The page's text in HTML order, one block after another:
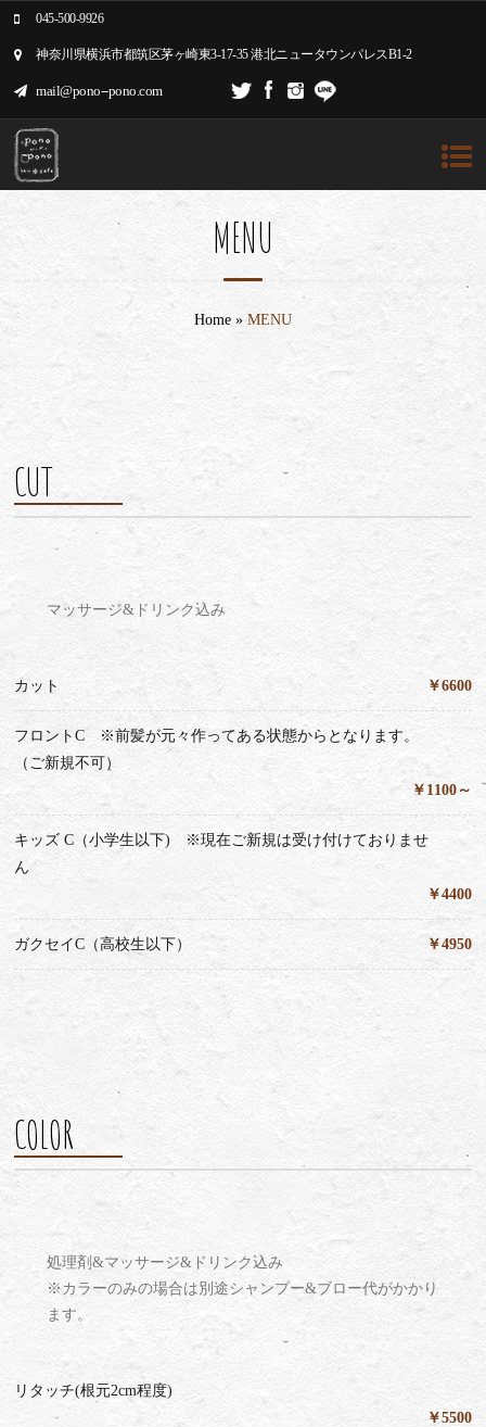
045-500-9926
神奈川県横浜市都筑区茅ヶ崎東3-17-35 港北ニュータウンパレスB1-2
mail@pono--pono.com
MENU
Home» MENU
CUT
マッサージ&ドリンク込み
カット ￥6600
フロントC ※前髪が元々作ってある状態からとなります。
（ご新規不可）
￥1100～
キッズ C（小学生以下) ※現在ご新規は受け付けておりませ
ん
￥4400
ガクセイC（高校生以下） ￥4950
COLOR
処理剤&マッサージ&ドリンク込み
※カラーのみの場合は別途シャンプー&ブロー代がかかり
ます。
リタッチ(根元2cm程度)
￥5500